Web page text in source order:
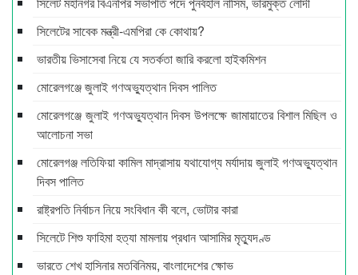
সিলেটের সাবেক মন্ত্রী-এমপিরা কে কোথায়?
ভারতীয় ভিসাসেবা নিয়ে যে সতর্কতা জারি করলো হাইকমিশন
মোরেলগঞ্জে জুলাই গণঅভ্যুত্থান দিবস পালিত
মোরেলগঞ্জে জুলাই গণঅভ্যুত্থান দিবস উপলক্ষে জামায়াতের বিশাল মিছিল ও
আলোচনা সভা
মোরেলগঞ্জ লতিফিয়া কামিল মাদ্রাসায় যথাযোগ্য মর্যাদায় জুলাই গণঅভ্যুত্থান
দিবস পালিত
রাষ্ট্রপতি নির্বাচন নিয়ে সংবিধান কী বলে, ভোটার কারা
সিলেটে শিশু ফাহিমা হত্যা মামলায় প্রধান আসামির মৃত্যুদণ্ড
ভারতে শেখ হাসিনার মতবিনিময়, বাংলাদেশের ক্ষোভ